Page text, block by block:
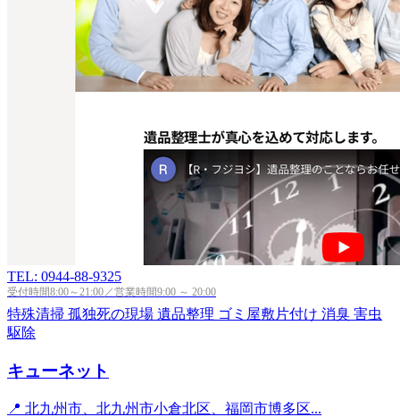
TEL: 0944-88-9325
受付時間8:00～21:00／営業時間9:00 ～ 20:00
特殊清掃 孤独死の現場 遺品整理 ゴミ屋敷片付け 消臭 害虫
駆除
キューネット
📍 北九州市、北九州市小倉北区、福岡市博多区...